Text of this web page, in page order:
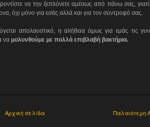
να την ξεπλύνετε αμέσως από πάνω σας,
όχι μόνο για εσάς αλλά και για τον σύντροφό σας.
απολαυστικό, η αλήθεια όμως για εμάς τις
να μολυνθούμε με πολλά επιβλαβή βακτήρια.
Παλαιότερη
Αρχική σελίδα